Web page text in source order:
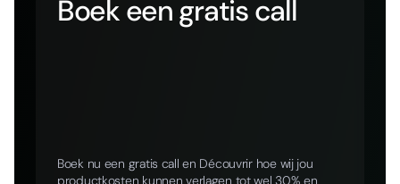
Boek een gratis call
Boek nu een gratis call en Découvrir hoe wij jou
productkosten kunnen verlagen tot wel 30% en